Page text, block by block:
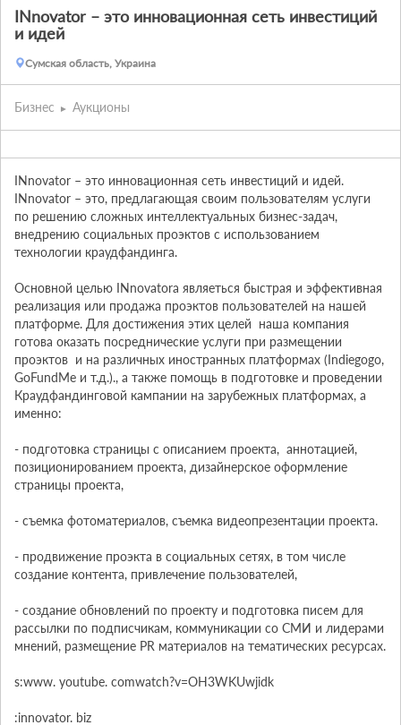
INnovator – это инновационная сеть инвестиций
и идей
Сумская область, Украина
Бизнес Аукционы
INnovator – это инновационная сеть инвестиций и идей.
INnovator – это, предлагающая своим пользователям услуги
по решению сложных интеллектуальных бизнес-задач,
внедрению социальных проэктов с использованием
технологии краудфандинга.
Основной целью INnovatora являеться быстрая и эффективная
реализация или продажа проэктов пользователей на нашей
платформе. Для достижения этих целей  наша компания
готова оказать посреднические услуги при размещении
проэктов  и на различных иностранных платформах (Indiegogo,
GoFundMe и т.д.)., а также помощь в подготовке и проведении
Краудфандинговой кампании на зарубежных платформах, а
именно:
- подготовка страницы с описанием проекта,  аннотацией,
позиционированием проекта, дизайнерское оформление
страницы проекта,
- съемка фотоматериалов, съемка видеопрезентации проекта.
- продвижение проэкта в социальных сетях, в том числе
создание контента, привлечение пользователей,
- создание обновлений по проекту и подготовка писем для
рассылки по подписчикам, коммуникации со СМИ и лидерами
мнений, размещение PR материалов на тематических ресурсах.
s:www. youtube. comwatch?v=OH3WKUwjidk
:innovator. biz